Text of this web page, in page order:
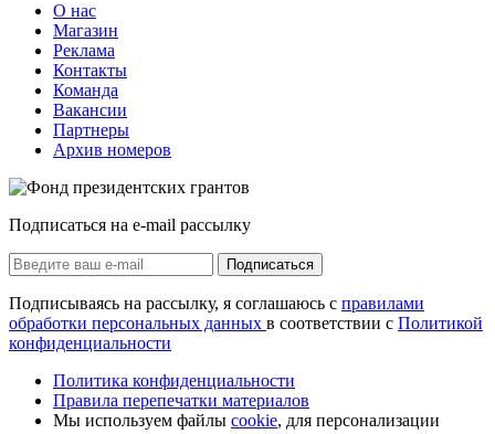
О нас
Магазин
Реклама
Контакты
Команда
Вакансии
Партнеры
Архив номеров
Подписаться на e-mail рассылку
Подписаться
Подписываясь на рассылку, я соглашаюсь с правилами
обработки персональных данных в соответствии с Политикой
конфиденциальности
Политика конфиденциальности
Правила перепечатки материалов
Мы используем файлы cookie, для персонализации